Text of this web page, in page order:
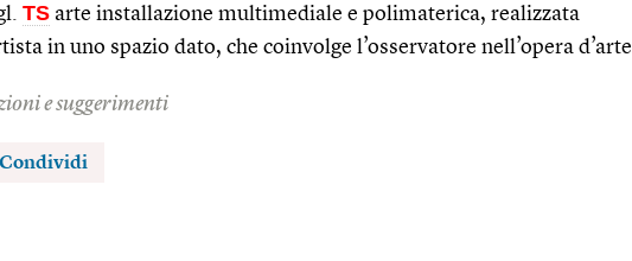
TS arte installazione multimediale e polimaterica, realizzata
in uno spazio dato, che coinvolge l’osservatore nell’opera d’arte
e suggerimenti
Condividi